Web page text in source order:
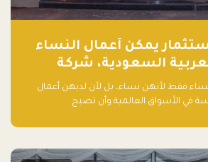
يمكّن أعمال النساء
السعودية، شركة
فقط لأنهن نساء، بل لأن لديهن أعمال
في الأسواق العالمية وأن تصبح